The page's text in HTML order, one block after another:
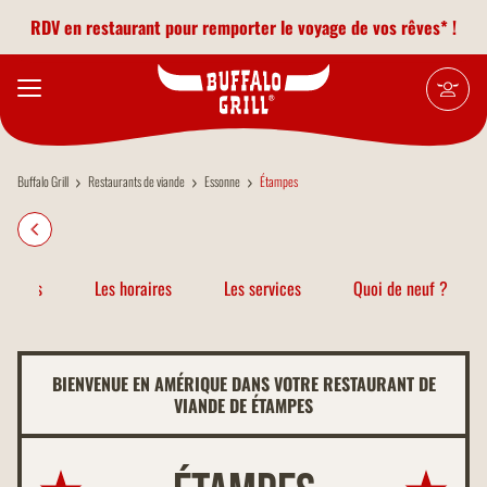
RDV en restaurant pour remporter le voyage de vos rêves* !
Buffalo Grill Restaurants de viande Essonne Étampes
Les horaires Les services Quoi de neuf ?
BIENVENUE EN AMÉRIQUE DANS VOTRE RESTAURANT DE
VIANDE DE ÉTAMPES